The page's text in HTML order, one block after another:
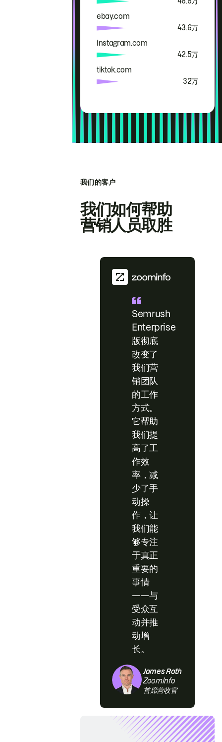
ebay.com
43.6万
instagram.com
42.5万
tiktok.com
32万
我们的客户
我们如何帮助
营销人员取胜
Semrush
Enterprise
版彻底
改变了
我们营
销团队
的工作
方式。
它帮助
我们提
高了工
作效
率，减
少了手
动操
作，让
我们能
够专注
于真正
重要的
事情
——与
受众互
动并推
动增
长。
James Roth
ZoomInfo
首席营收官